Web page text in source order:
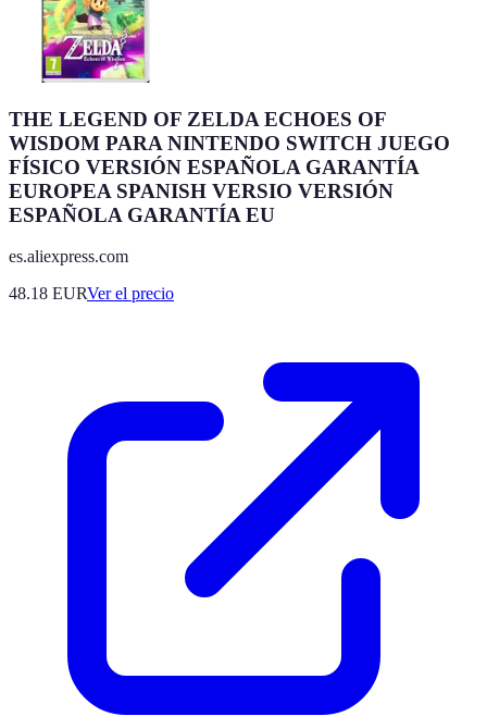
THE LEGEND OF ZELDA ECHOES OF
WISDOM PARA NINTENDO SWITCH JUEGO
FÍSICO VERSIÓN ESPAÑOLA GARANTÍA
EUROPEA SPANISH VERSIO VERSIÓN
ESPAÑOLA GARANTÍA EU
es.aliexpress.com
48.18 EURVer el precio